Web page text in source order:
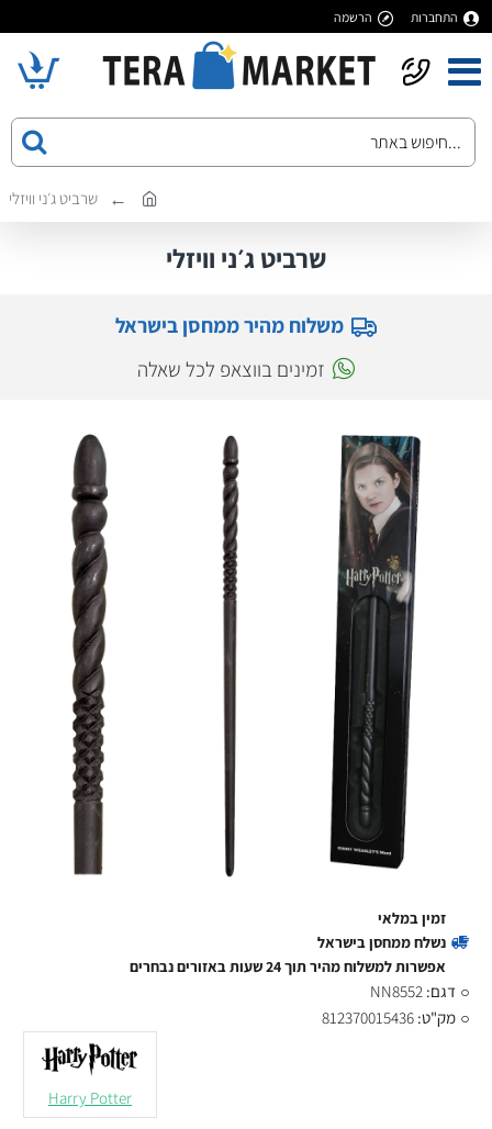
התחברות הרשמה
שרביט ג׳ני וויזלי
שרביט ג׳ני וויזלי
משלוח מהיר ממחסן בישראל
זמינים בווצאפ לכל שאלה
זמין במלאי
נשלח ממחסן בישראל
אפשרות למשלוח מהיר תוך 24 שעות באזורים נבחרים
דגם: NN8552
מק"ט: 812370015436
Harry Potter